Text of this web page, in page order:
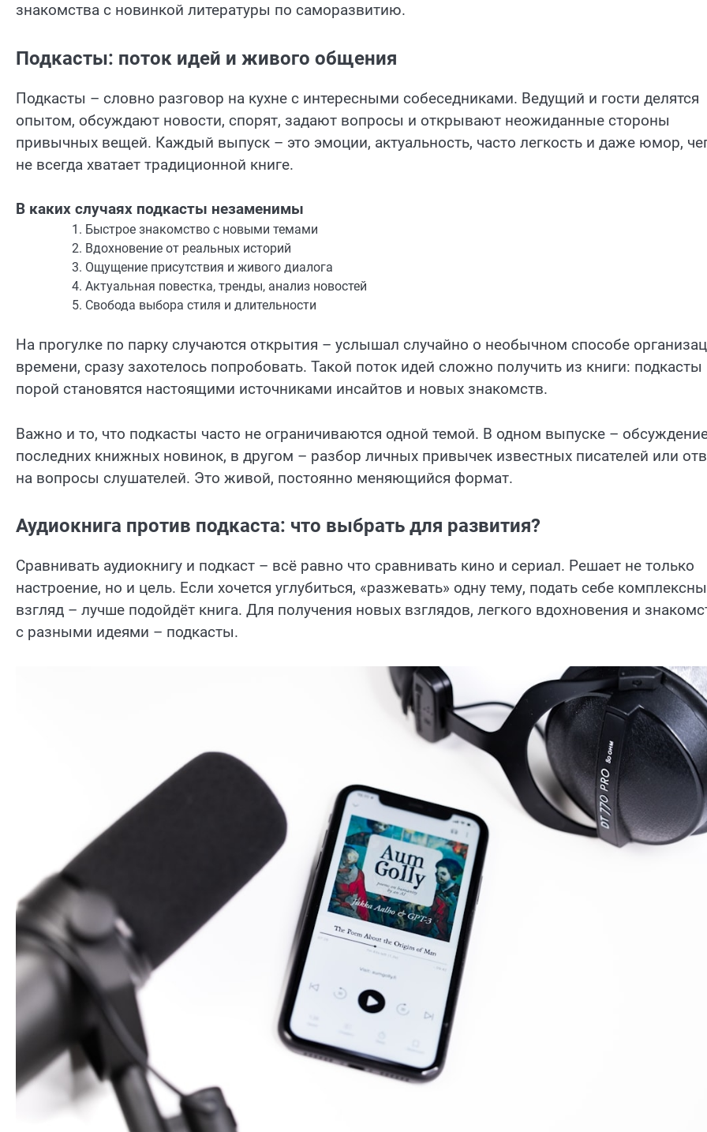
знакомства с новинкой литературы по саморазвитию.
Подкасты: поток идей и живого общения
Подкасты – словно разговор на кухне с интересными собеседниками. Ведущий и гости делятся
опытом, обсуждают новости, спорят, задают вопросы и открывают неожиданные стороны
привычных вещей. Каждый выпуск – это эмоции, актуальность, часто легкость и даже юмор,
не всегда хватает традиционной книге.
В каких случаях подкасты незаменимы
Быстрое знакомство с новыми темами
Вдохновение от реальных историй
Ощущение присутствия и живого диалога
Актуальная повестка, тренды, анализ новостей
Свобода выбора стиля и длительности
На прогулке по парку случаются открытия – услышал случайно о необычном способе
времени, сразу захотелось попробовать. Такой поток идей сложно получить из книги: подкасты
порой становятся настоящими источниками инсайтов и новых знакомств.
Важно и то, что подкасты часто не ограничиваются одной темой. В одном выпуске –
последних книжных новинок, в другом – разбор личных привычек известных писателей или
на вопросы слушателей. Это живой, постоянно меняющийся формат.
Аудиокнига против подкаста: что выбрать для развития?
Сравнивать аудиокнигу и подкаст – всё равно что сравнивать кино и сериал. Решает не только
настроение, но и цель. Если хочется углубиться, «разжевать» одну тему, подать себе
взгляд – лучше подойдёт книга. Для получения новых взглядов, легкого вдохновения и
с разными идеями – подкасты.